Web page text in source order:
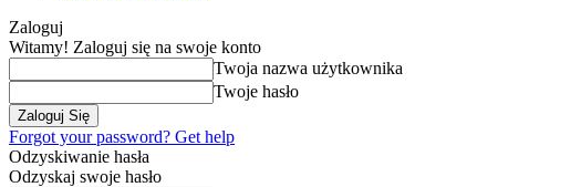
Zaloguj
Witamy! Zaloguj się na swoje konto
Twoja nazwa użytkownika
Twoje hasło
Forgot your password? Get help
Odzyskiwanie hasła
Odzyskaj swoje hasło